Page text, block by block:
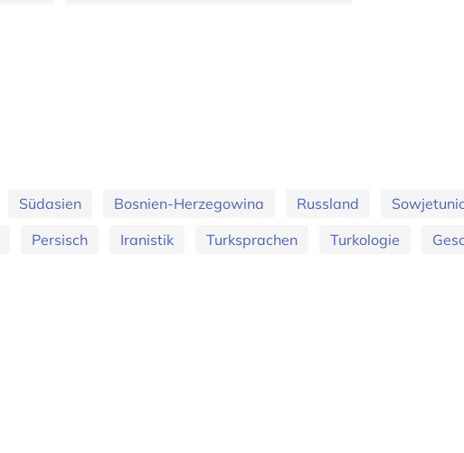
Südasien Bosnien-Herzegowina Russland
Persisch Iranistik Turksprachen Turkologie